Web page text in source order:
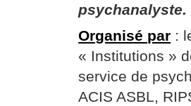
psychanalyste.
Organisé par :
« Institutions »
service de
ACIS ASBL,